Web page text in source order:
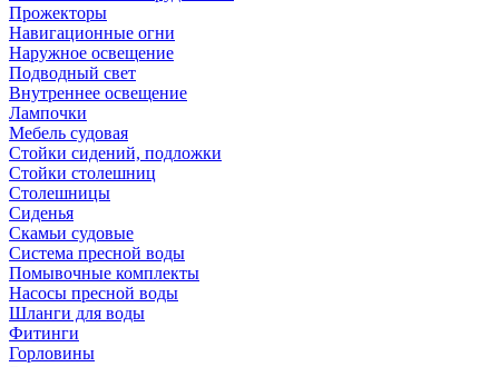
Прожекторы
Навигационные огни
Наружное освещение
Подводный свет
Внутреннее освещение
Лампочки
Мебель судовая
Стойки сидений, подложки
Стойки столешниц
Столешницы
Сиденья
Скамьи судовые
Система пресной воды
Помывочные комплекты
Насосы пресной воды
Шланги для воды
Фитинги
Горловины